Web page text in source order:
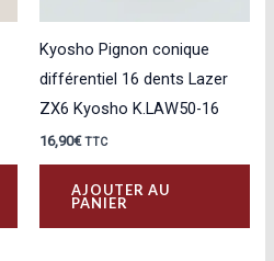
Kyosho Pignon conique
différentiel 16 dents Lazer
ZX6 Kyosho K.LAW50-16
16,90€ TTC
AJOUTER AU
PANIER